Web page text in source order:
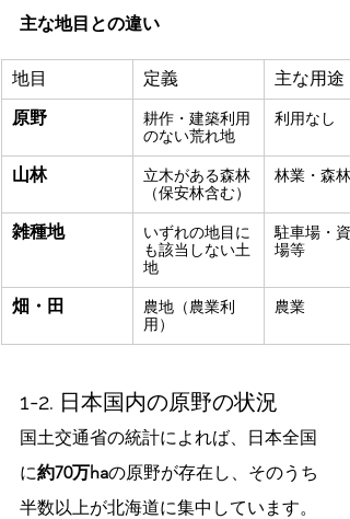
主な地目との違い
地目 定義
主な用途
原野
耕作・建築利用
のない荒れ地
利用なし
山林
立木がある森林
（保安林含む）
林業・森林
雑種地
いずれの地目に
も該当しない土
地
駐車場・資
場等
畑・田
農地（農業利
用）
農業
1-2. 日本国内の原野の状況
国土交通省の統計によれば、日本全国
に約70万haの原野が存在し、そのうち
半数以上が北海道に集中しています。